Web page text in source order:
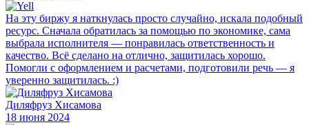
На эту биржу я наткнулась просто случайно, искала подобный
ресурс. Сначала обратилась за помощью по экономике, сама
выбрала исполнителя — понравилась ответственность и
качество. Всё сделано на отлично, защитилась хорошо.
Помогли с оформлением и расчетами, подготовили речь — я
уверенно защитилась. :)
Диляфруз Хисамова
18 июня 2024